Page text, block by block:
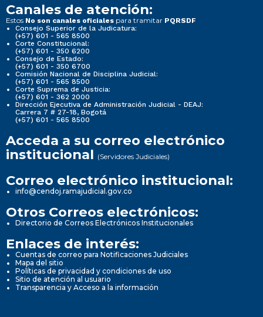
Canales de atención:
Estos No son canales oficiales para tramitar PQRSDF
Consejo Superior de la Judicatura:
(+57) 601 - 565 8500
Corte Constitucional:
(+57) 601 - 350 6200
Consejo de Estado:
(+57) 601 - 350 6700
Comisión Nacional de Disciplina Judicial:
(+57) 601 - 565 8500
Corte Suprema de Justicia:
(+57) 601 - 362 2000
Dirección Ejecutiva de Administración Judicial - DEAJ:
Carrera 7 # 27-18, Bogotá
(+57) 601 - 565 8500
Acceda a su correo electrónico
institucional (Servidores Judiciales)
Correo electrónico institucional:
info@cendoj.ramajudicial.gov.co
Otros Correos electrónicos:
Directorio de Correos Electrónicos Institucionales
Enlaces de interés:
Cuentas de correo para Notificaciones Judiciales
Mapa del sitio
Políticas de privacidad y condiciones de uso
Sitio de atención al usuario
Transparencia y Acceso a la información